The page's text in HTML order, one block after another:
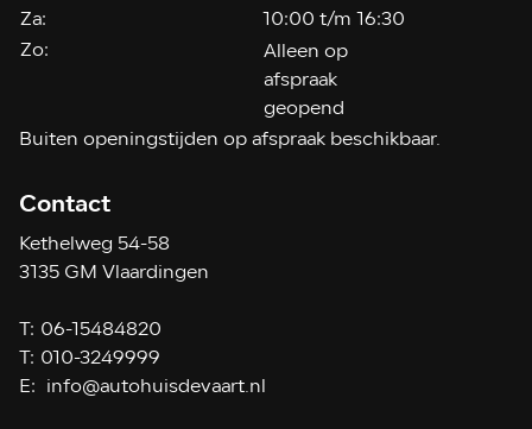
Za:
10:00 t/m 16:30
Zo:
Alleen op
afspraak
geopend
Buiten openingstijden op afspraak beschikbaar.
Contact
Kethelweg 54-58
3135 GM Vlaardingen
T: 06-15484820
T: 010-3249999
E:
info@autohuisdevaart.nl